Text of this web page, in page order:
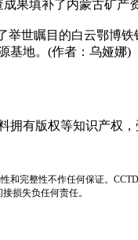
果填补了内蒙古矿产
瞩目的白云鄂博铁
基地。(作者：乌娅娜)
拥有版权等知识产权
和完整性不作任何保证。
损失负任何责任。